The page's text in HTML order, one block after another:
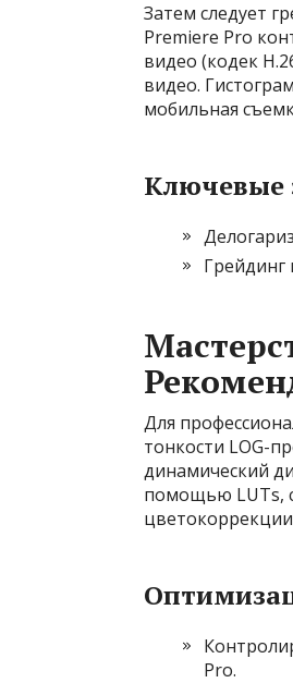
Затем следует
Premiere Pro
видео (кодек
видео.
мобильная
Ключевые
Грейдинг
Для
тонкости LOG-
динамический
помощью LUTs,
Pro.